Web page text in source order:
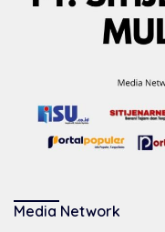
Media Network